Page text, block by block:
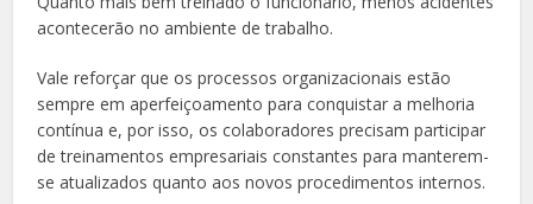
acontecerão no ambiente de trabalho.
Vale reforçar que os processos organizacionais estão
sempre em aperfeiçoamento para conquistar a melhoria
contínua e, por isso, os colaboradores precisam participar
de treinamentos empresariais constantes para manterem-
se atualizados quanto aos novos procedimentos internos.